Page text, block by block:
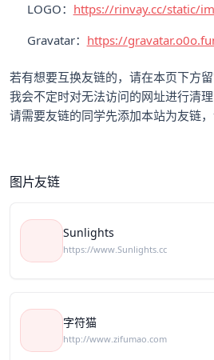
LOGO： https://rinvay.cc/static/
Gravatar： https://
若有想要互换友链的，请在本页下方
我会不定时对无法访问的网址进行清
请需要友链的同学先添加本站为友链
图片友链
Sunlights
https://www.Sunlights.cc
字符猫
http://www.zifumao.com